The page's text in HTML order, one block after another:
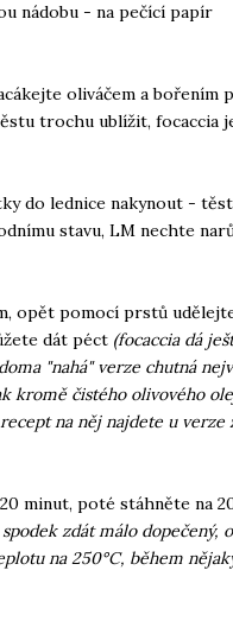
nádobu - na pečící papír
oliváčem a bořením
trochu ublížit, focaccia
do lednice nakynout -
stavu, LM nechte
opět pomocí prstů
dát péct (focaccia dá
"nahá" verze chutná
kromě čistého olivového
na něj najdete u verze
minut, poté stáhněte na
zdát málo dopečený,
na 250°C, během